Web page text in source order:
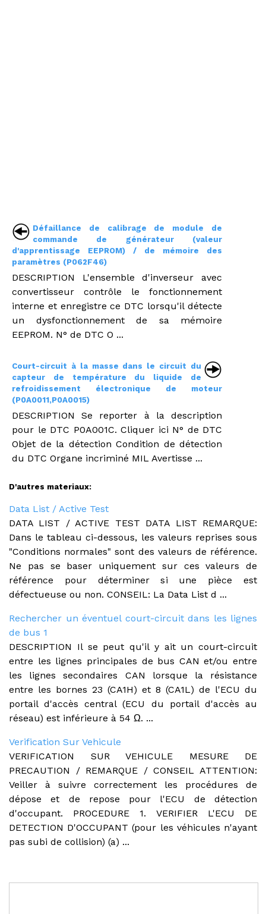
Défaillance de calibrage de module de
commande de générateur (valeur
d'apprentissage EEPROM) / de mémoire des
paramètres (P062F46)
DESCRIPTION L'ensemble d'inverseur avec
convertisseur contrôle le fonctionnement
interne et enregistre ce DTC lorsqu'il détecte
un dysfonctionnement de sa mémoire
EEPROM. N° de DTC O ...
Court-circuit à la masse dans le circuit du
capteur de température du liquide de
refroidissement électronique de moteur
(P0A0011,P0A0015)
DESCRIPTION Se reporter à la description
pour le DTC P0A001C. Cliquer ici N° de DTC
Objet de la détection Condition de détection
du DTC Organe incriminé MIL Avertisse ...
D'autres materiaux:
Data List / Active Test
DATA LIST / ACTIVE TEST DATA LIST REMARQUE:
Dans le tableau ci-dessous, les valeurs reprises sous
"Conditions normales" sont des valeurs de référence.
Ne pas se baser uniquement sur ces valeurs de
référence pour déterminer si une pièce est
défectueuse ou non. CONSEIL: La Data List d ...
Rechercher un éventuel court-circuit dans les lignes
de bus 1
DESCRIPTION Il se peut qu'il y ait un court-circuit
entre les lignes principales de bus CAN et/ou entre
les lignes secondaires CAN lorsque la résistance
entre les bornes 23 (CA1H) et 8 (CA1L) de l'ECU du
portail d'accès central (ECU du portail d'accès au
réseau) est inférieure à 54 Ω. ...
Verification Sur Vehicule
VERIFICATION SUR VEHICULE MESURE DE
PRECAUTION / REMARQUE / CONSEIL ATTENTION:
Veiller à suivre correctement les procédures de
dépose et de repose pour l'ECU de détection
d'occupant. PROCEDURE 1. VERIFIER L'ECU DE
DETECTION D'OCCUPANT (pour les véhicules n'ayant
pas subi de collision) (a) ...